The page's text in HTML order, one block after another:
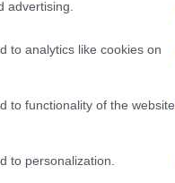
advertising.
to analytics like cookies on
to functionality of the website
to personalization.
squadra
bene il
energia, sia in
farlo siamo
e Tyler
entrambi
pubblico che,